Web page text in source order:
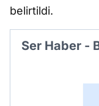
belirtildi.
Ser Haber -